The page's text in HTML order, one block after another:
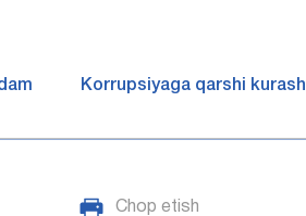
Korrupsiyaga qarshi kurash
Chop etish